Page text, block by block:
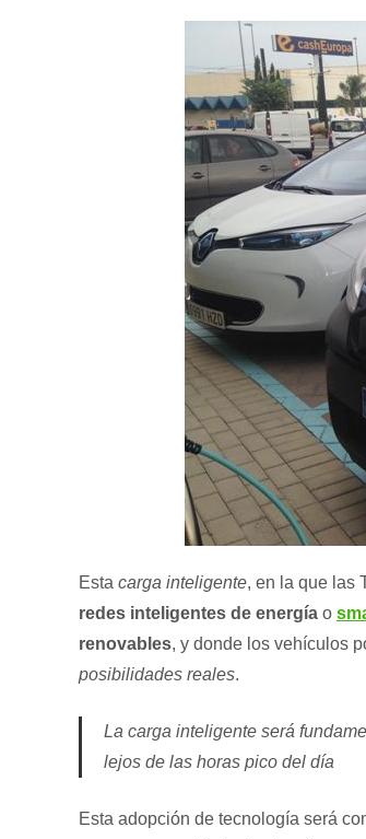
Esta carga inteligente, en la que las
redes inteligentes de energía o
renovables, y donde los vehículos
posibilidades reales.
La carga inteligente será
lejos de las horas pico del día
Esta adopción de tecnología será